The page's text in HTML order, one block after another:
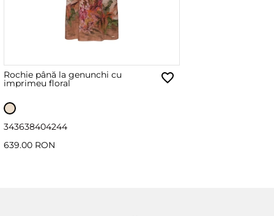
Rochie până la genunchi cu
imprimeu floral
343638404244
639.00 RON